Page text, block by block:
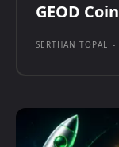
GEOD
SERTHAN TOPAL -